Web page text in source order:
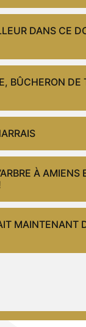
DANS CE
BÛCHERON DE
À
MAINTENANT